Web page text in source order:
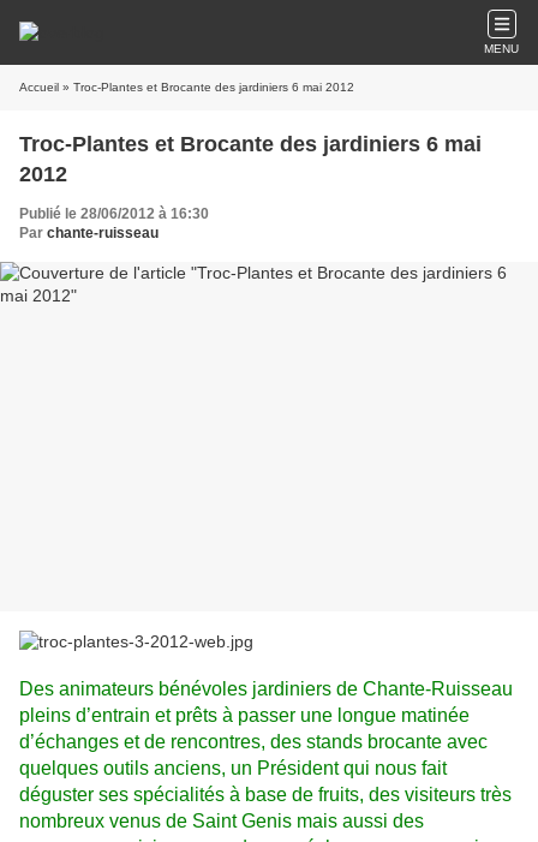
MENU
Accueil » Troc-Plantes et Brocante des jardiniers 6 mai 2012
Troc-Plantes et Brocante des jardiniers 6 mai
2012
Publié le 28/06/2012 à 16:30
Par chante-ruisseau
Des animateurs bénévoles jardiniers de Chante-Ruisseau
pleins d’entrain et prêts à passer une longue matinée
d’échanges et de rencontres, des stands brocante avec
quelques outils anciens, un Président qui nous fait
déguster ses spécialités à base de fruits, des visiteurs très
nombreux venus de Saint Genis mais aussi des